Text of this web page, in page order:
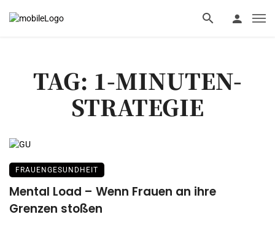
TAG: 1-MINUTEN-
STRATEGIE
FRAUENGESUNDHEIT
Mental Load – Wenn Frauen an ihre
Grenzen stoßen